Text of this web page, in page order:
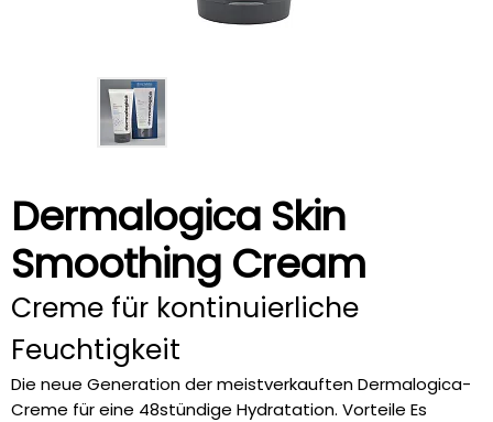
Dermalogica Skin
Smoothing Cream
Creme für kontinuierliche
Feuchtigkeit
Die neue Generation der meistverkauften Dermalogica-
Creme für eine 48stündige Hydratation. Vorteile Es